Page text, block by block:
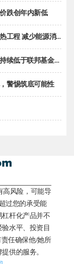
跌创年内新低
程 减少能源消耗
邦基金利率目标区间
警惕筑底可能性
高风险，可能导
过您的承受能
杆化产品并不
水平、投资目
任确保他/她所
供的服务。